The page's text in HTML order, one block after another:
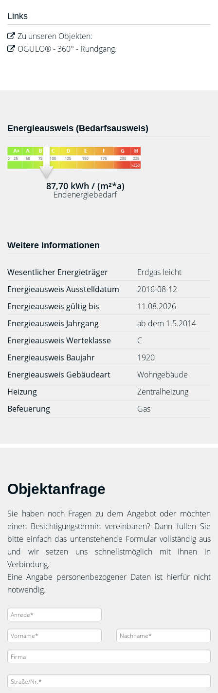
Links
Zu unseren Objekten:
OGULO® - 360° - Rundgang.
Energieausweis (Bedarfsausweis)
87,70 kWh / (m²*a)
Endenergiebedarf
Weitere Informationen
Wesentlicher Energieträger
Erdgas leicht
Energieausweis Ausstelldatum
2016-08-12
Energieausweis gültig bis
11.08.2026
Energieausweis Jahrgang
ab dem 1.5.2014
Energieausweis Werteklasse
C
Energieausweis Baujahr
1920
Energieausweis Gebäudeart
Wohngebäude
Heizung
Zentralheizung
Befeuerung
Gas
Objektanfrage
Sie haben noch Fragen zu dem Angebot oder möchten
einen Besichtigungstermin vereinbaren? Dann füllen Sie
bitte einfach das untenstehende Formular vollständig aus
und wir setzen uns schnellstmöglich mit Ihnen in
Verbindung.
Eine Angabe personenbezogener Daten ist hierfür nicht
notwendig.